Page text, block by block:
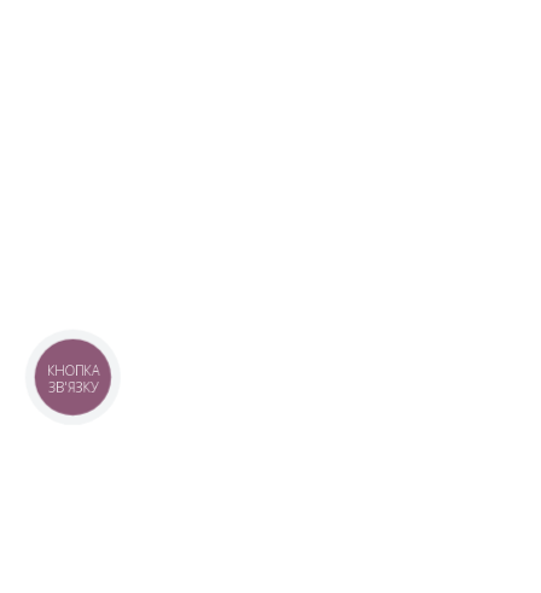
КНОПКА
ЗВ'ЯЗКУ